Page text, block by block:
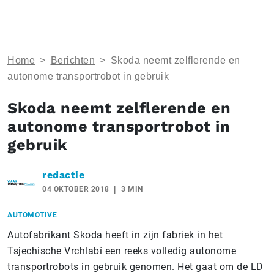
Home > Berichten > Skoda neemt zelflerende en
autonome transportrobot in gebruik
Skoda neemt zelflerende en
autonome transportrobot in
gebruik
redactie
04 OKTOBER 2018 3 MIN
AUTOMOTIVE
Autofabrikant Skoda heeft in zijn fabriek in het
Tsjechische Vrchlabí een reeks volledig autonome
transportrobots in gebruik genomen. Het gaat om de LD